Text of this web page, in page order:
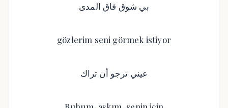
بي شوق فاق المدى
gözlerim seni görmek istiyor
عيني ترجو أن تراك